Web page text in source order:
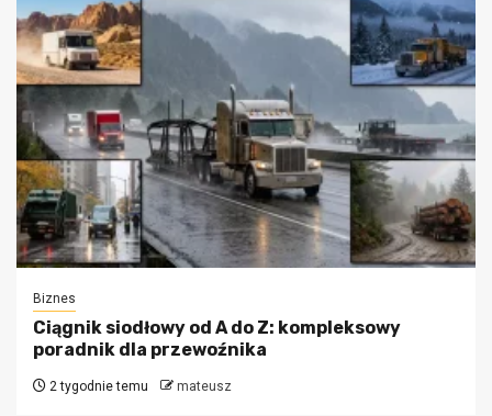
Biznes
Ciągnik siodłowy od A do Z: kompleksowy
poradnik dla przewoźnika
2 tygodnie temu mateusz